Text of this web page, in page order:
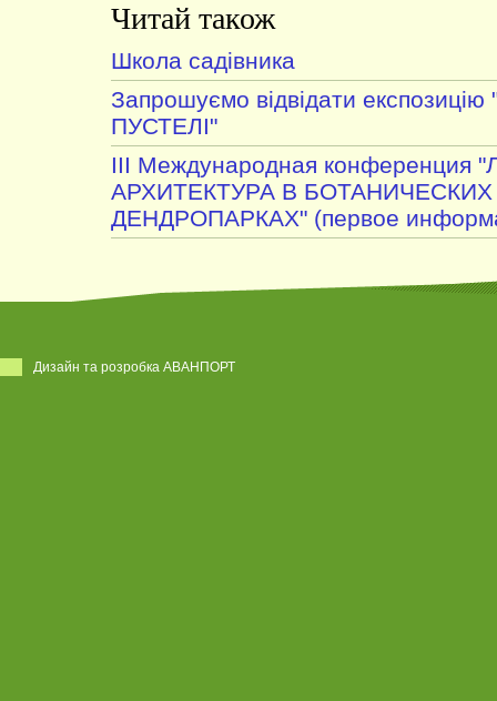
Читай також
Школа садівника
Запрошуємо відвідати
ПУСТЕЛІ"
III Международная
АРХИТЕКТУРА В
ДЕНДРОПАРКАХ" (первое
Дизайн та розробка АВАНПОРТ